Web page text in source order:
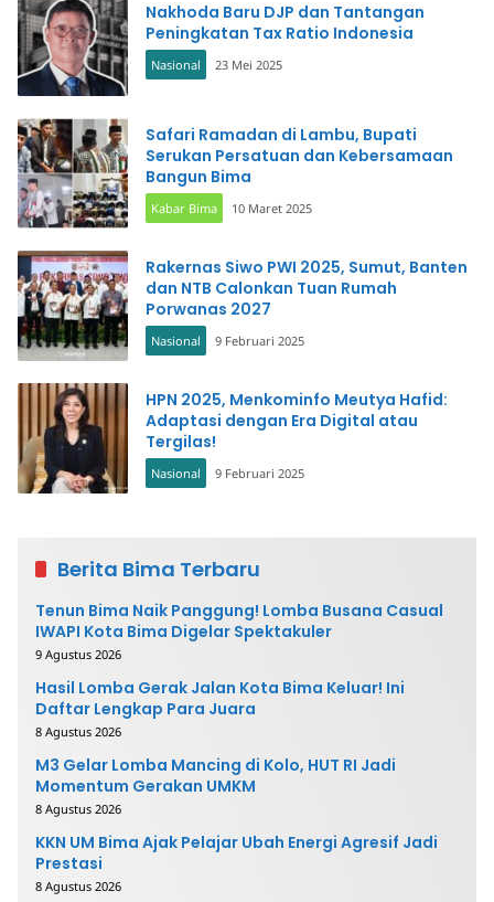
Nakhoda Baru DJP dan Tantangan
Peningkatan Tax Ratio Indonesia
Nasional 23 Mei 2025
Safari Ramadan di Lambu, Bupati
Serukan Persatuan dan Kebersamaan
Bangun Bima
Kabar Bima 10 Maret 2025
Rakernas Siwo PWI 2025, Sumut, Banten
dan NTB Calonkan Tuan Rumah
Porwanas 2027
Nasional 9 Februari 2025
HPN 2025, Menkominfo Meutya Hafid:
Adaptasi dengan Era Digital atau
Tergilas!
Nasional 9 Februari 2025
Berita Bima Terbaru
Tenun Bima Naik Panggung! Lomba Busana Casual
IWAPI Kota Bima Digelar Spektakuler
9 Agustus 2026
Hasil Lomba Gerak Jalan Kota Bima Keluar! Ini
Daftar Lengkap Para Juara
8 Agustus 2026
M3 Gelar Lomba Mancing di Kolo, HUT RI Jadi
Momentum Gerakan UMKM
8 Agustus 2026
KKN UM Bima Ajak Pelajar Ubah Energi Agresif Jadi
Prestasi
8 Agustus 2026